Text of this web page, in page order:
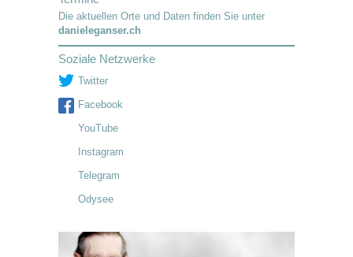
Die aktuellen Orte und Daten finden Sie unter
danieleganser.ch
Soziale Netzwerke
Twitter
Facebook
YouTube
Instagram
Telegram
Odysee